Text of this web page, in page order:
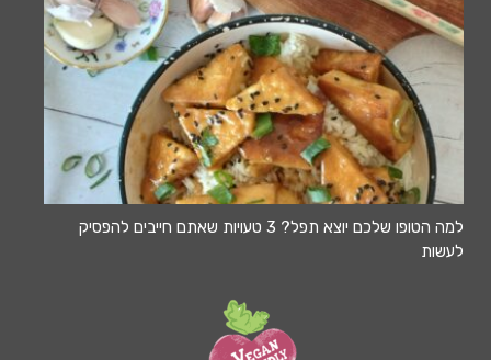
למה הטופו שלכם יוצא תפל? 3 טעויות שאתם חייבים להפסיק
לעשות